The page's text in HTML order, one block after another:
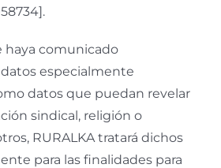
haya comunicado
especialmente
datos que puedan revelar
sindical, religión o
RURALKA tratará dichos
para las finalidades para